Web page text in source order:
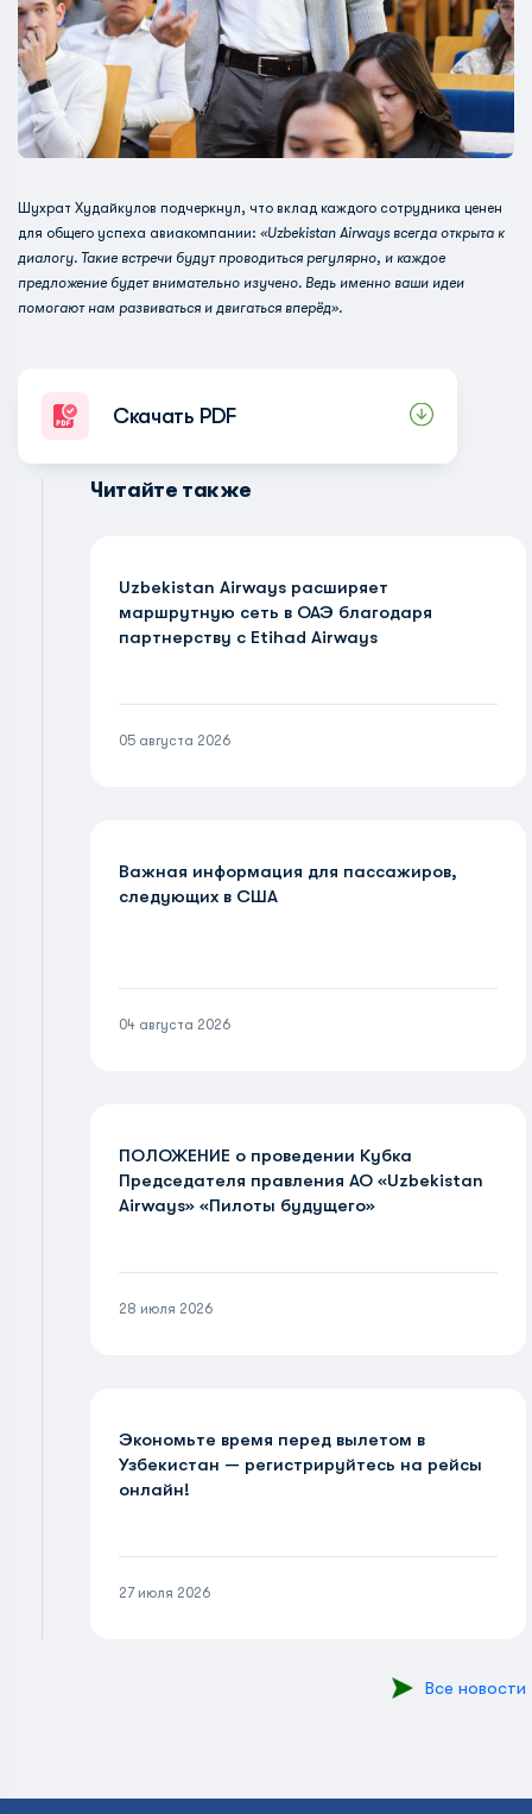
Шухрат Худайкулов подчеркнул, что вклад каждого сотрудника ценен
для общего успеха авиакомпании: «Uzbekistan Airways всегда открыта к
диалогу. Такие встречи будут проводиться регулярно, и каждое
предложение будет внимательно изучено. Ведь именно ваши идеи
помогают нам развиваться и двигаться вперёд».
Скачать PDF
Читайте также
Uzbekistan Airways расширяет
маршрутную сеть в ОАЭ благодаря
партнерству с Etihad Airways
05 августа 2026
Важная информация для пассажиров,
следующих в США
04 августа 2026
ПОЛОЖЕНИЕ о проведении Кубка
Председателя правления АО «Uzbekistan
Airways» «Пилоты будущего»
28 июля 2026
Экономьте время перед вылетом в
Узбекистан — регистрируйтесь на рейсы
онлайн!
27 июля 2026
Все новости